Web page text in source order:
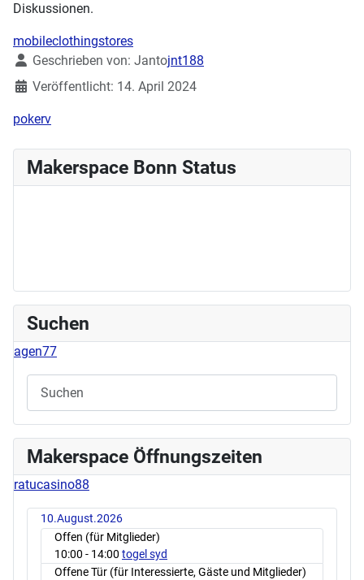
Diskussionen.
mobileclothingstores
DetailsGeschrieben von: Jantojnt188
Veröffentlicht: 14. April 2024
pokerv
Makerspace Bonn Status
Suchen
agen77
Makerspace Öffnungszeiten
ratucasino88
10.August.2026
Offen (für Mitglieder)
10:00 - 14:00 togel syd
Offene Tür (für Interessierte, Gäste und Mitglieder)